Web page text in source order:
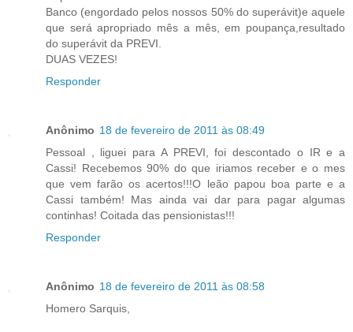
Banco (engordado pelos nossos 50% do superávit)e aquele
que será apropriado mês a mês, em poupança,resultado
do superávit da PREVI.
DUAS VEZES!
Responder
Anônimo 18 de fevereiro de 2011 às 08:49
Pessoal , liguei para A PREVI, foi descontado o IR e a
Cassi! Recebemos 90% do que iriamos receber e o mes
que vem farão os acertos!!!O leão papou boa parte e a
Cassi também! Mas ainda vai dar para pagar algumas
continhas! Coitada das pensionistas!!!
Responder
Anônimo 18 de fevereiro de 2011 às 08:58
Homero Sarquis,